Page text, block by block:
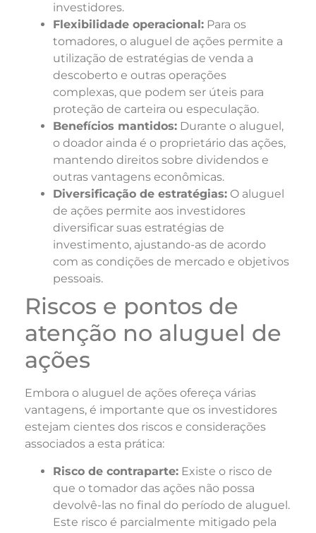
investidores.
Flexibilidade operacional: Para os
tomadores, o aluguel de ações permite a
utilização de estratégias de venda a
descoberto e outras operações
complexas, que podem ser úteis para
proteção de carteira ou especulação.
Benefícios mantidos: Durante o aluguel,
o doador ainda é o proprietário das ações,
mantendo direitos sobre dividendos e
outras vantagens econômicas.
Diversificação de estratégias: O aluguel
de ações permite aos investidores
diversificar suas estratégias de
investimento, ajustando-as de acordo
com as condições de mercado e objetivos
pessoais.
Riscos e pontos de
atenção no aluguel de
ações
Embora o aluguel de ações ofereça várias
vantagens, é importante que os investidores
estejam cientes dos riscos e considerações
associados a esta prática:
Risco de contraparte: Existe o risco de
que o tomador das ações não possa
devolvê-las no final do período de aluguel.
Este risco é parcialmente mitigado pela